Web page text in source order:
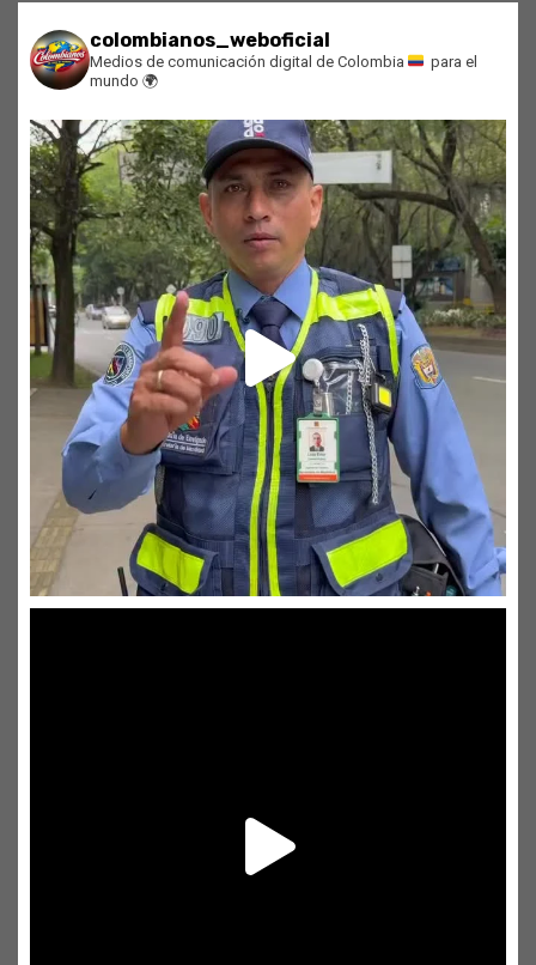
colombianos_weboficial
Medios de comunicación digital de Colombia
para el
mundo 🌍